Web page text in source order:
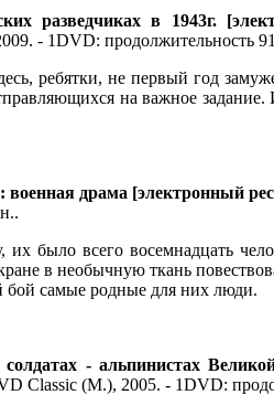
разведчиках в 1943г.
1DVD: продолжительность
ребятки, не первый год
на важное
драма [электронный
было всего восемнадцать
в необычную ткань
бой самые родные для них люди.
- альпинистах
Classic (М.), 2005. - 1DVD: